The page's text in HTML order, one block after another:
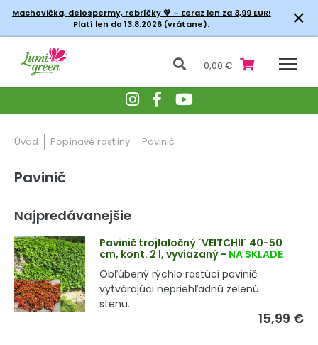
Machovička, delospermy, rebríčky💚 – teraz len za 3,99 EUR!
Platí len do 13.8.2026 (vrátane).
×
0,00 €
Úvod Popínavé rastliny Pavinič
Pavinič
Najpredávanejšie
Pavinič trojlaločný ´VEITCHII´ 40-50
cm, kont. 2 l, vyviazaný - NA SKLADE
Obľúbený rýchlo rastúci pavinič
vytvárajúci nepriehľadnú zelenú
stenu.
15,99 €